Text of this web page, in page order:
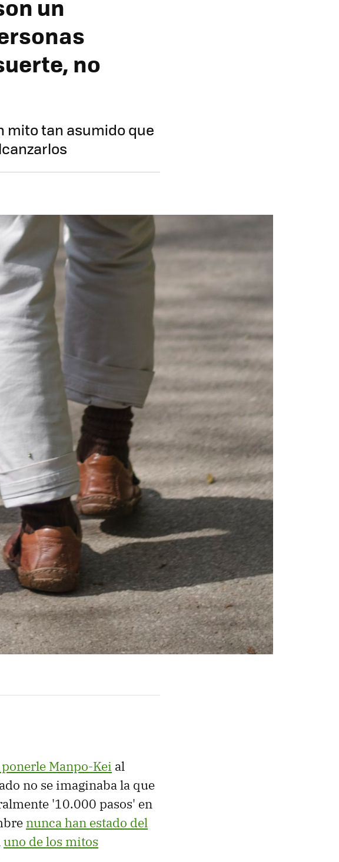
un
no
mito tan asumido que
Manpo-Kei al
no se imaginaba la que
'10.000 pasos' en
nunca han estado del
uno de los mitos